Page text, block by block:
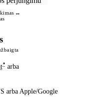
↔
* arba
arba Apple/Google